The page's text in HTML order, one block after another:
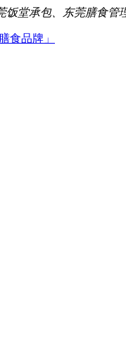
堂承包、东莞膳食管